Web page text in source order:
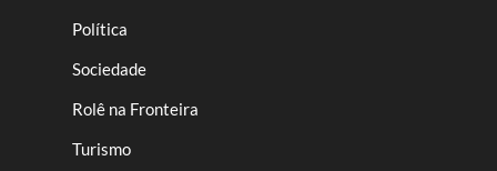
Política
Sociedade
Rolê na Fronteira
Turismo